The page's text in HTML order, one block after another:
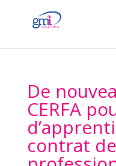
De
CERFA
contrat de